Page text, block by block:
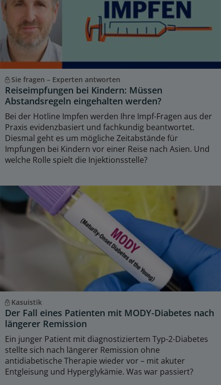
Sie fragen – Experten antworten
Reiseimpfungen bei Kindern: Müssen
Abstandsregeln eingehalten werden?
Bei der Hotline Impfen werden Ihre Impf-Fragen aus der
Praxis evidenzbasiert und fachkundig beantwortet.
Diesmal geht es um mögliche Zeitabstände für
Impfungen bei Kindern vor einer Reise nach Asien. Und
welche Rolle spielt die Injektionsstelle?
Kasuistik
Der Fall eines Patienten mit MODY-Diabetes nach
längerer Remission
Ein junger Patient mit diagnostiziertem Typ-2-Diabetes
stellte sich nach längerer Remission ohne
antidiabetische Therapie wieder vor – mit akuter
Entgleisung und Hyperglykämie. Was war passiert?